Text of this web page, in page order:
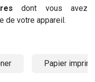
dont vous avez
de votre appareil.
Papier